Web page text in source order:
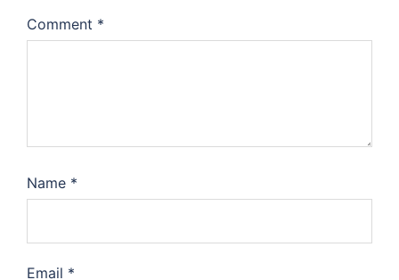
Comment *
Name *
Email *